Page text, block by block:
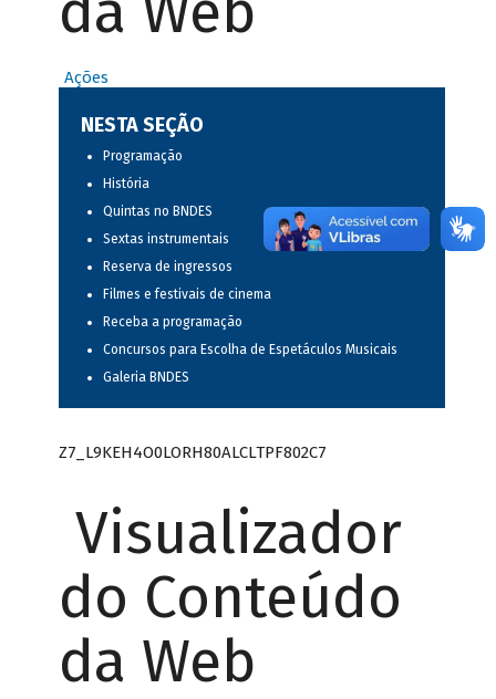
Ações
NESTA SEÇÃO
Programação
História
Quintas no BNDES
Sextas instrumentais
Reserva de ingressos
Filmes e festivais de cinema
Receba a programação
Concursos para Escolha de Espetáculos Musicais
Galeria BNDES
Z7_L9KEH4O0LORH80ALCLTPF802C7
Visualizador
do Conteúdo
da Web